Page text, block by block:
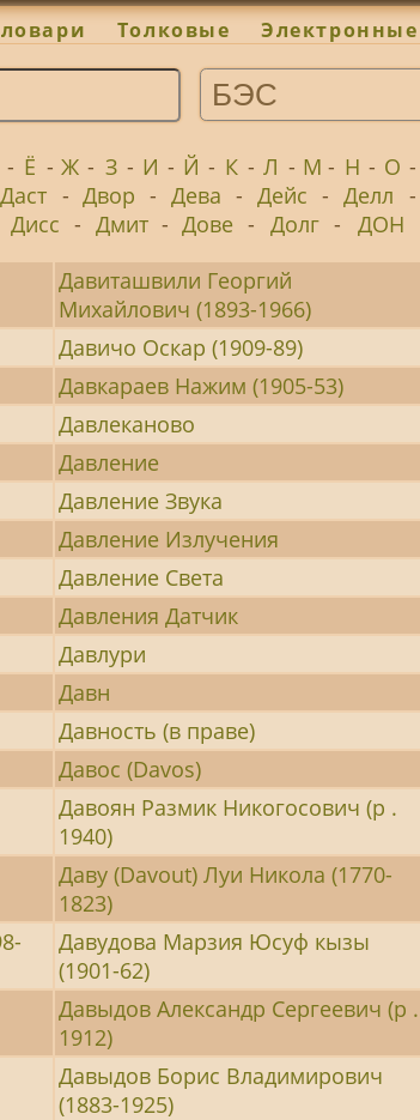
Толковые Электронные
- Ё - Ж - З - И - Й - К - Л - М - Н - О -
Даст - Двор - Дева - Дейс - Делл -
Дисс - Дмит - Дове - Долг - ДОН
Давиташвили Георгий
Михайлович (1893-1966)
Давичо Оскар (1909-89)
Давкараев Нажим (1905-53)
Давлеканово
Давление
Давление Звука
Давление Излучения
Давление Света
Давления Датчик
Давлури
Давн
Давность (в праве)
Давос (Davos)
Давоян Размик Никогосович (р .
1940)
Даву (Davout) Луи Никола (1770-
1823)
Давудова Марзия Юсуф кызы
(1901-62)
Давыдов Александр Сергеевич (р .
1912)
Давыдов Борис Владимирович
(1883-1925)